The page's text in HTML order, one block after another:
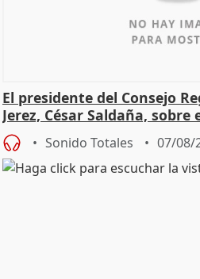
El presidente del Consejo
Jerez, César Saldaña,
Sonido Totales 07/08/